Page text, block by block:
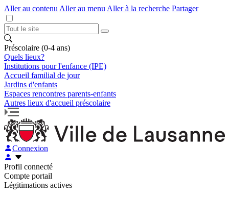
Aller au contenu Aller au menu Aller à la recherche Partager
Préscolaire (0-4 ans)
Quels lieux?
Institutions pour l'enfance (IPE)
Accueil familial de jour
Jardins d'enfants
Espaces rencontres parents-enfants
Autres lieux d'accueil préscolaire
Connexion
Profil connecté
Compte portail
Légitimations actives